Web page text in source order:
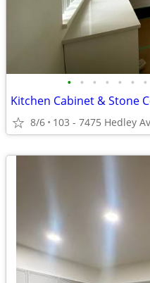
• • • • • • •
Kitchen Cabinet & Stone
8/6 103 - 7475 Hedley